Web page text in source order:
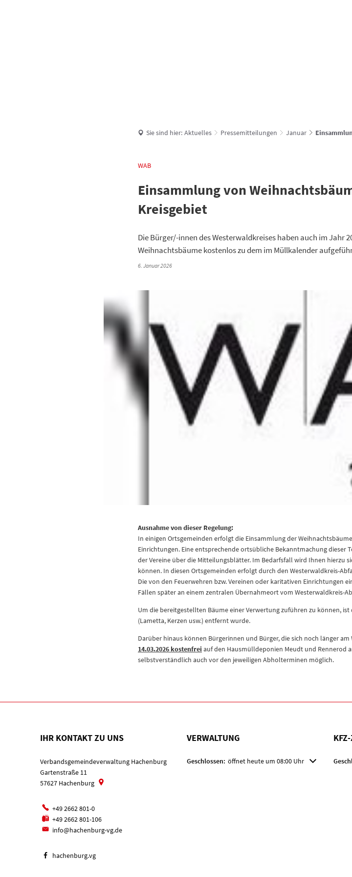
Sie sind hier: Aktuelles Pressemitteilungen Januar
WAB
Einsammlung von
Kreisgebiet
Die Bürger/-innen des Westerwaldkreises haben auch im Jahr
Weihnachtsbäume kostenlos zu dem im Müllkalender
6. Januar 2026
Ausnahme von dieser Regelung:
In einigen Ortsgemeinden erfolgt die Einsammlung der
Einrichtungen. Eine entsprechende ortsübliche Bekanntmachung dieser
der Vereine über die Mitteilungsblätter. Im Bedarfsfall wird Ihnen hierzu
können. In diesen Ortsgemeinden erfolgt durch den Westerwaldkreis-
Die von den Feuerwehren bzw. Vereinen oder karitativen Einrichtungen
Fällen später an einem zentralen Übernahmeort vom Westerwaldkreis-
Um die bereitgestellten Bäume einer Verwertung zuführen zu können,
(Lametta, Kerzen usw.) entfernt wurde.
Darüber hinaus können Bürgerinnen und Bürger, die sich noch länger
14.03.2026 kostenfrei auf den Hausmülldeponien Meudt und Rennerod
selbstverständlich auch vor den jeweiligen Abholterminen möglich.
IHR KONTAKT ZU UNS
Verbandsgemeindeverwaltung Hachenburg
Gartenstraße 11
57627 Hachenburg
+49 2662 801-0
+49 2662 801-106
info@hachenburg-vg.de
hachenburg.vg
VERWALTUNG
Klicken, um weitere Öffnungs- oder Schließzeiten
Geschlossen: öffnet heute um 08:00 Uhr